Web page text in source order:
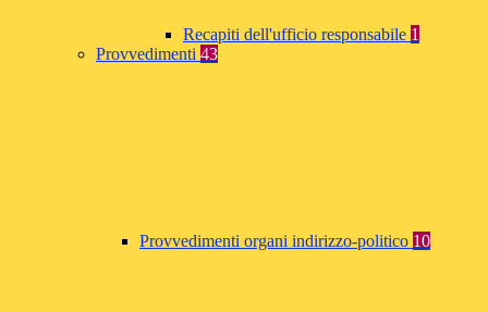
Recapiti dell'ufficio responsabile 1
Provvedimenti 43
Provvedimenti organi indirizzo-politico 10